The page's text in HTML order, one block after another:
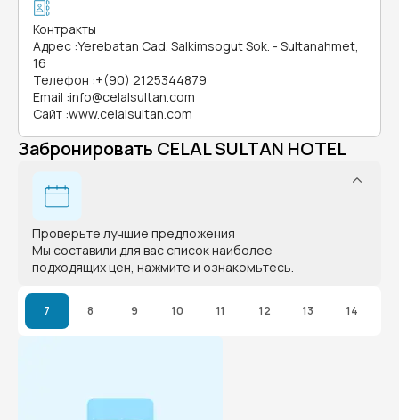
Контракты
Адрес :Yerebatan Cad. Salkimsogut Sok. - Sultanahmet,
16
Телефон :+(90) 2125344879
Email :info@celalsultan.com
Сайт :www.celalsultan.com
Забронировать CELAL SULTAN HOTEL
Проверьте лучшие предложения
Мы составили для вас список наиболее
подходящих цен, нажмите и ознакомьтесь.
7 8 9 10 11 12 13 14